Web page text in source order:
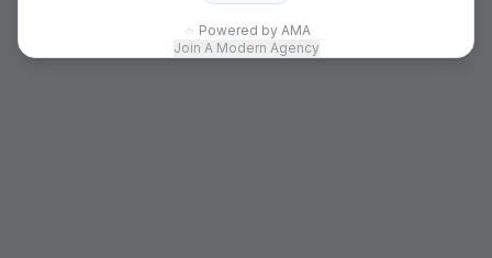
Powered by AMA
Join A Modern Agency